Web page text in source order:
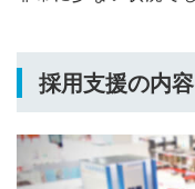
採用支援の内容